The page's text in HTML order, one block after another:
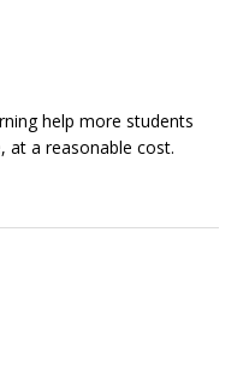
help more students
at a reasonable cost.